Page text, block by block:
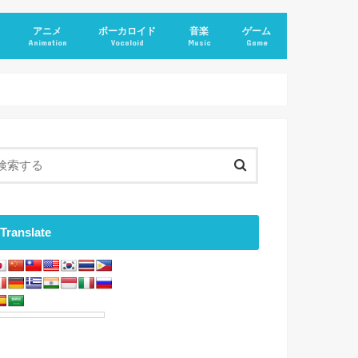
アニメ
Animation
ボーカロイド
Vocaloid
音楽
Music
ゲーム
Game
Translate